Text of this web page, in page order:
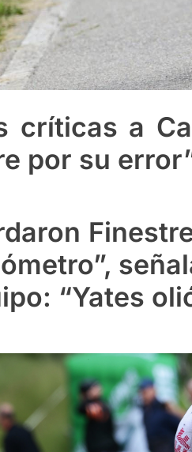
críticas a
por su
“Yates